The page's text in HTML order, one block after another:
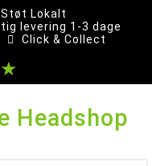
Lokalt
levering 1-3 dage
Click & Collect
Headshop